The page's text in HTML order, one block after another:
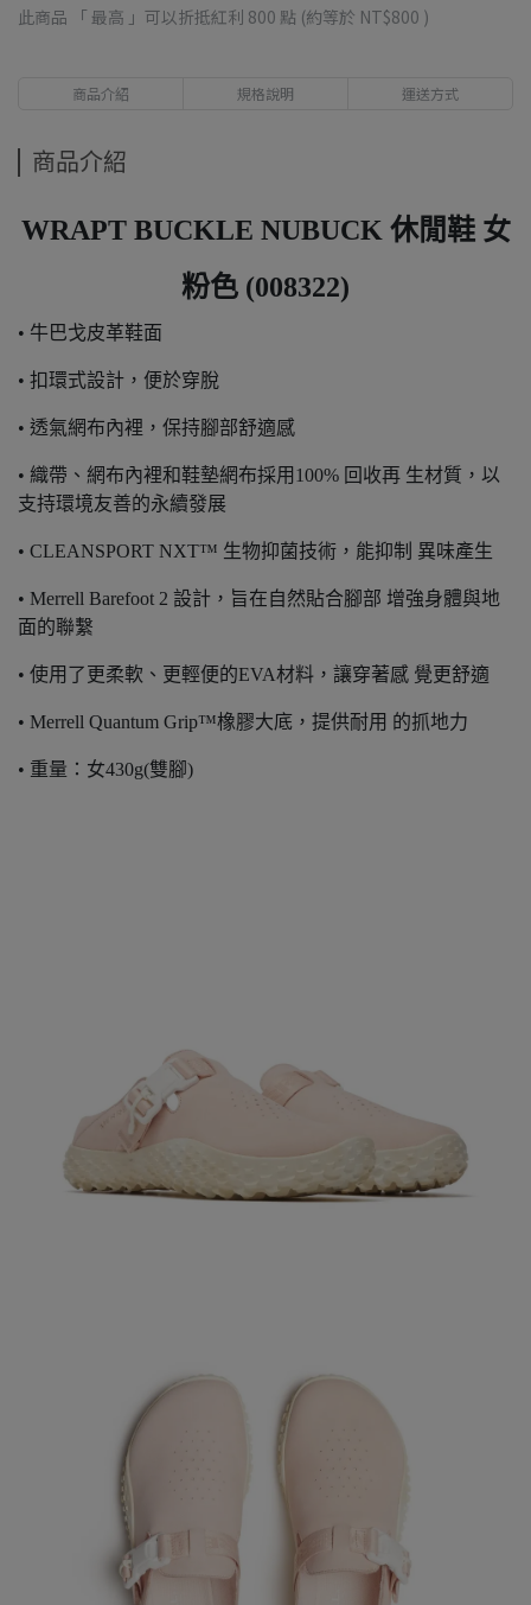
此商品 「 最高 」可以折抵紅利 800 點 (約等於 NT$800 )
商品介紹 規格說明 運送方式
商品介紹
WRAPT BUCKLE NUBUCK 休閒鞋 女
粉色 (008322)
• 牛巴戈皮革鞋面
• 扣環式設計，便於穿脫
• 透氣網布內裡，保持腳部舒適感
• 織帶、網布內裡和鞋墊網布採用100% 回收再 生材質，以
支持環境友善的永續發展
• CLEANSPORT NXT™ 生物抑菌技術，能抑制 異味產生
• Merrell Barefoot 2 設計，旨在自然貼合腳部 增強身體與地
面的聯繫
• 使用了更柔軟、更輕便的EVA材料，讓穿著感 覺更舒適
• Merrell Quantum Grip™橡膠大底，提供耐用 的抓地力
• 重量：女430g(雙腳)